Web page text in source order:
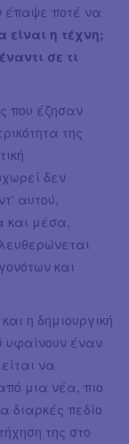
έπαψε ποτέ να
είναι η τέχνη;
σε τι
που έζησαν
της
δεν
αυτού,
και μέσα,
και
η δημιουργική
υφαίνουν έναν
να
μια νέα, πιο
διαρκές πεδίο
της στο